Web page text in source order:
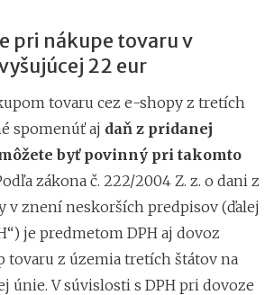
pri nákupe tovaru v
22 eur
tovaru cez e-shopy z tretích
spomenúť aj daň z pridanej
byť povinný pri takomto
zákona č. 222/2004 Z. z. o dani z
v znení neskorších predpisov (ďalej
je predmetom DPH aj dovoz
tovaru z územia tretích štátov na
únie. V súvislosti s DPH pri dovoze